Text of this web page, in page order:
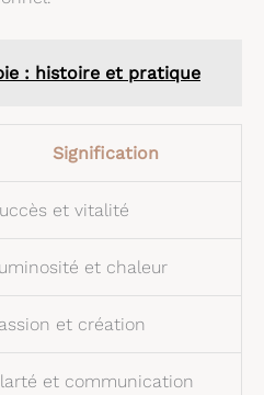
: histoire et pratique
Signification
et vitalité
et chaleur
et création
et communication